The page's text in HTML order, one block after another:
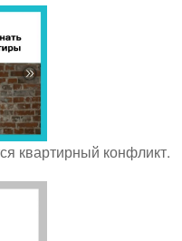
квартирный конфликт.